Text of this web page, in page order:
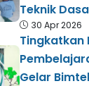
Teknik
30 Apr 2026
Tingkatkan
Gelar